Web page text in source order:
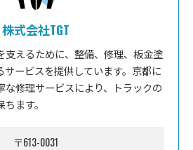
株式会社TGT
支えるために、整備、修理、板金塗
サービスを提供しています。京都に
な修理サービスにより、トラックの
ます。
〒613-0031